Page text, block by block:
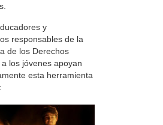
y
responsables de la
de los Derechos
los jóvenes apoyan
esta herramienta